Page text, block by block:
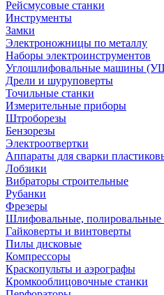
Рейсмусовые станки
Инструменты
Замки
Электроножницы по металлу
Наборы электроинструментов
Углошлифовальные машины
Дрели и шуруповерты
Точильные станки
Измерительные приборы
Штроборезы
Бензорезы
Электроотвертки
Аппараты для сварки
Лобзики
Вибраторы строительные
Рубанки
Фрезеры
Шлифовальные,
Гайковерты и винтоверты
Пилы дисковые
Компрессоры
Краскопульты и аэрографы
Кромкооблицовочные станки